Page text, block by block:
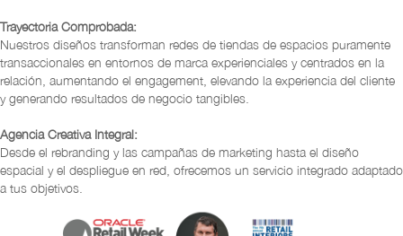
Trayectoria Comprobada:
Nuestros diseños transforman redes de tiendas de espacios puramente
transaccionales en entornos de marca experienciales y centrados en la
relación, aumentando el engagement, elevando la experiencia del cliente
y generando resultados de negocio tangibles.
Agencia Creativa Integral:
Desde el rebranding y las campañas de marketing hasta el diseño
espacial y el despliegue en red, ofrecemos un servicio integrado adaptado
a tus objetivos.